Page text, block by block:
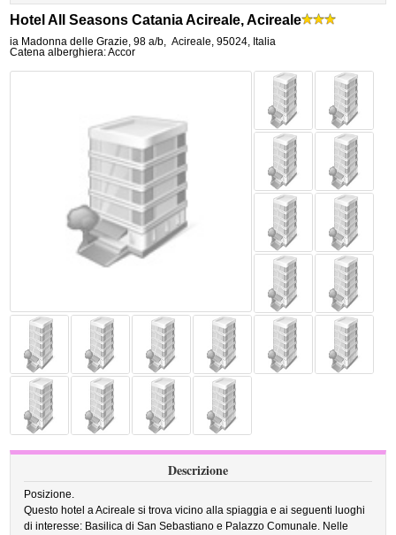
Hotel All Seasons Catania Acireale, Acireale
ia Madonna delle Grazie, 98 a/b, Acireale,95024, Italia
Catena alberghiera: Accor
Descrizione
Posizione.
Questo hotel a Acireale si trova vicino alla spiaggia e ai seguenti luoghi
di interesse: Basilica di San Sebastiano e Palazzo Comunale. Nelle